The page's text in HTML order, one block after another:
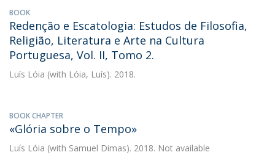
BOOK
Redenção e Escatologia: Estudos de Filosofia,
Religião, Literatura e Arte na Cultura
Portuguesa, Vol. II, Tomo 2.
Luís Lóia (with Lóia, Luís). 2018.
BOOK CHAPTER
«Glória sobre o Tempo»
Luís Lóia (with Samuel Dimas). 2018. Not available